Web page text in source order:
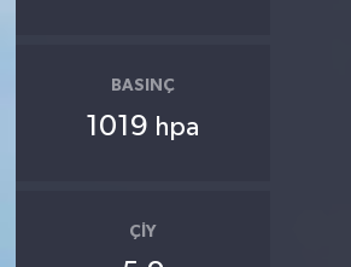
BASINÇ
1019 hpa
ÇIY